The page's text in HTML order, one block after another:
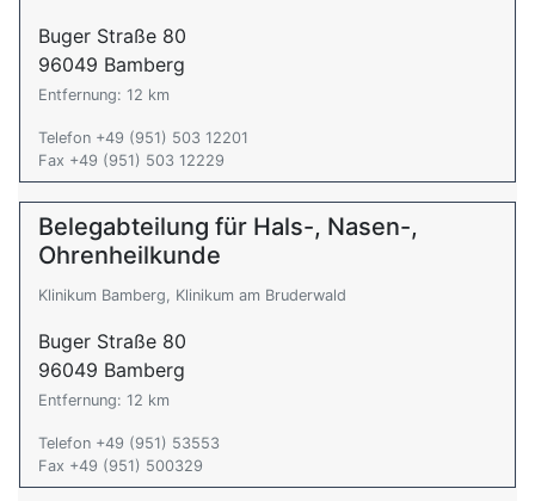
Buger Straße 80
96049 Bamberg
Entfernung: 12 km
Telefon +49 (951) 503 12201
Fax +49 (951) 503 12229
Belegabteilung für Hals-, Nasen-,
Ohrenheilkunde
Klinikum Bamberg, Klinikum am Bruderwald
Buger Straße 80
96049 Bamberg
Entfernung: 12 km
Telefon +49 (951) 53553
Fax +49 (951) 500329